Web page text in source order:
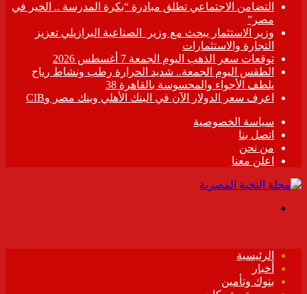
التضامن الاجتماعي تطلق مبادرة “بكرة المدرسة .. الخير في
مصر”
وزير الاستثمار يبحث مع وزير الصناعية البرازيلي تعزيز
التجارة والاستثمارات
توقعات سعر الذهب اليوم الجمعة 7 أغسطس 2026
الطقس اليوم الجمعة.. شديد الحرارة رطب ونشاط رياح
يلطف الأجواء والمحسوسة بالقاهرة 38
اعرف سعر الدولار الآن في البنك الأهلي وبنك مصر وCIB
سياسة الخصوصية
اتصل بنا
من نحن
اعلن معنا
الرئيسية
أخبار
بنوك وتأمين